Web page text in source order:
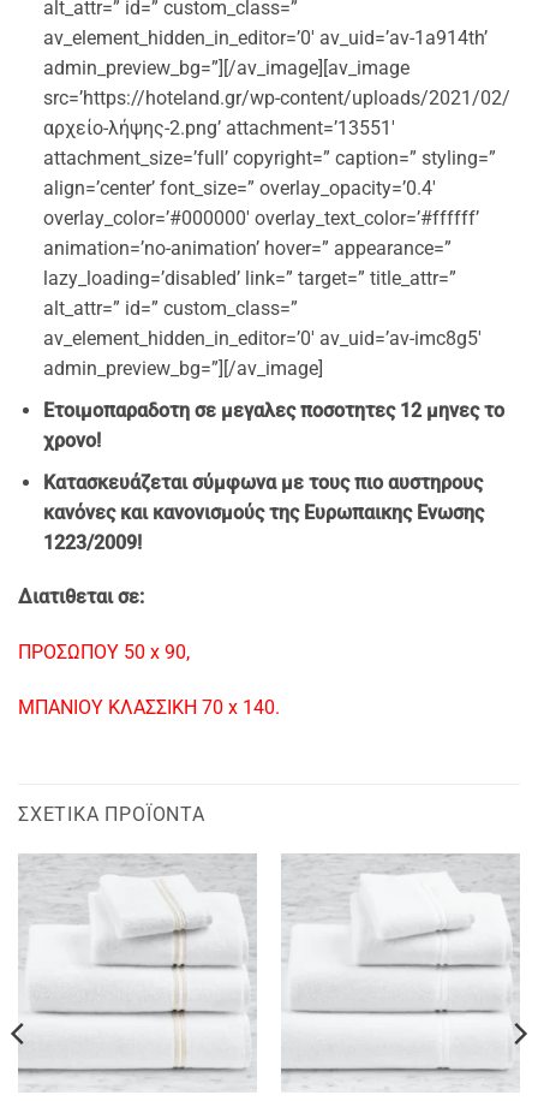
alt_attr=” id=” custom_class=”
av_element_hidden_in_editor=’0′ av_uid=’av-1a914th’
admin_preview_bg=”][/av_image][av_image
src=’https://hoteland.gr/wp-content/uploads/2021/02/
αρχείο-λήψης-2.png’ attachment=’13551′
attachment_size=’full’ copyright=” caption=” styling=”
align=’center’ font_size=” overlay_opacity=’0.4′
overlay_color=’#000000′ overlay_text_color=’#ffffff’
animation=’no-animation’ hover=” appearance=”
lazy_loading=’disabled’ link=” target=” title_attr=”
alt_attr=” id=” custom_class=”
av_element_hidden_in_editor=’0′ av_uid=’av-imc8g5′
admin_preview_bg=”][/av_image]
Ετοιμοπαραδοτη σε μεγαλες ποσοτητες 12 μηνες το
χρονο!
Κατασκευάζεται σύμφωνα με τους πιο αυστηρους
κανόνες και κανονισμούς της Ευρωπαικης Ενωσης
1223/2009!
Διατιθεται σε:
ΠΡΟΣΩΠΟΥ 50 x 90,
ΜΠΑΝΙΟΥ ΚΛΑΣΣΙΚΗ 70 x 140.
ΣΧΕΤΙΚΆ ΠΡΟΪΌΝΤΑ